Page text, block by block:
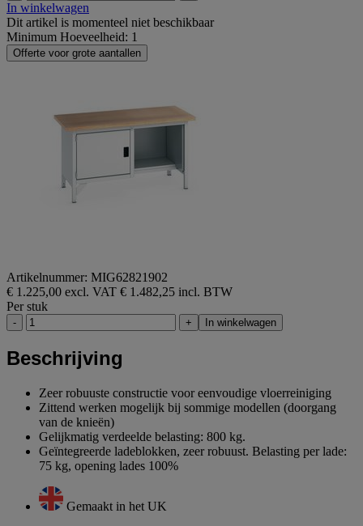
In winkelwagen
Dit artikel is momenteel niet beschikbaar
Minimum Hoeveelheid: 1
Offerte voor grote aantallen
Artikelnummer: MIG62821902
€ 1.225,00 excl. VAT € 1.482,25 incl. BTW
Per stuk
- + In winkelwagen
Beschrijving
Zeer robuuste constructie voor eenvoudige vloerreiniging
Zittend werken mogelijk bij sommige modellen (doorgang
van de knieën)
Gelijkmatig verdeelde belasting: 800 kg.
Geïntegreerde ladeblokken, zeer robuust. Belasting per lade:
75 kg, opening lades 100%
Gemaakt in het UK